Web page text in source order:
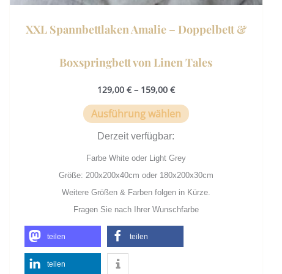
XXL Spannbettlaken Amalie – Doppelbett &
Boxspringbett von Linen Tales
129,00 €– 159,00 €
Ausführung wählen
Derzeit verfügbar:
Farbe White oder Light Grey
Größe: 200x200x40cm oder 180x200x30cm
Weitere Größen & Farben folgen in Kürze.
Fragen Sie nach Ihrer Wunschfarbe
teilen teilen
teilen